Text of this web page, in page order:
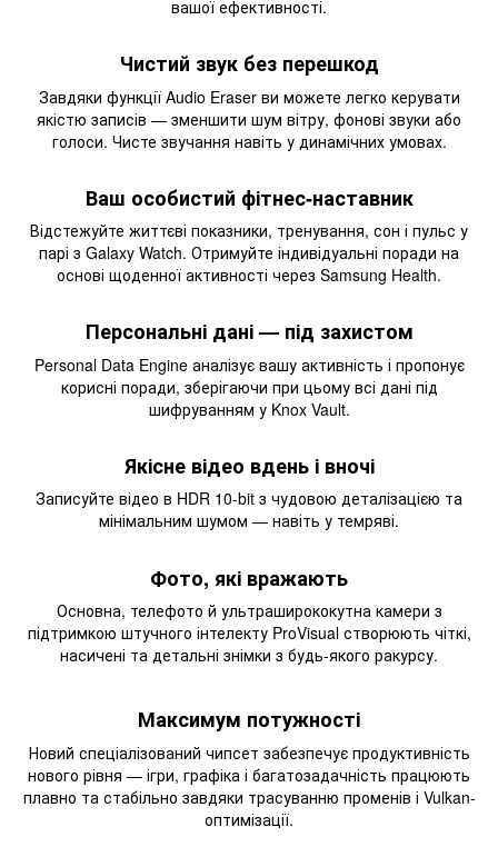
вашої ефективності.
Чистий звук без перешкод
Завдяки функції Audio Eraser ви можете легко керувати
якістю записів — зменшити шум вітру, фонові звуки або
голоси. Чисте звучання навіть у динамічних умовах.
Ваш особистий фітнес-наставник
Відстежуйте життєві показники, тренування, сон і пульс у
парі з Galaxy Watch. Отримуйте індивідуальні поради на
основі щоденної активності через Samsung Health.
Персональні дані — під захистом
Personal Data Engine аналізує вашу активність і пропонує
корисні поради, зберігаючи при цьому всі дані під
шифруванням у Knox Vault.
Якісне відео вдень і вночі
Записуйте відео в HDR 10-bit з чудовою деталізацією та
мінімальним шумом — навіть у темряві.
Фото, які вражають
Основна, телефото й ультраширококутна камери з
підтримкою штучного інтелекту ProVisual створюють чіткі,
насичені та детальні знімки з будь-якого ракурсу.
Максимум потужності
Новий спеціалізований чипсет забезпечує продуктивність
нового рівня — ігри, графіка і багатозадачність працюють
плавно та стабільно завдяки трасуванню променів і Vulkan-
оптимізації.